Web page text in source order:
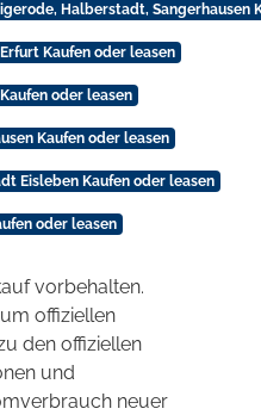
Halberstadt, Sangerhausen
Kaufen oder leasen
oder leasen
Kaufen oder leasen
Eisleben Kaufen oder leasen
oder leasen
vorbehalten.
offiziellen
den offiziellen
und
neuer